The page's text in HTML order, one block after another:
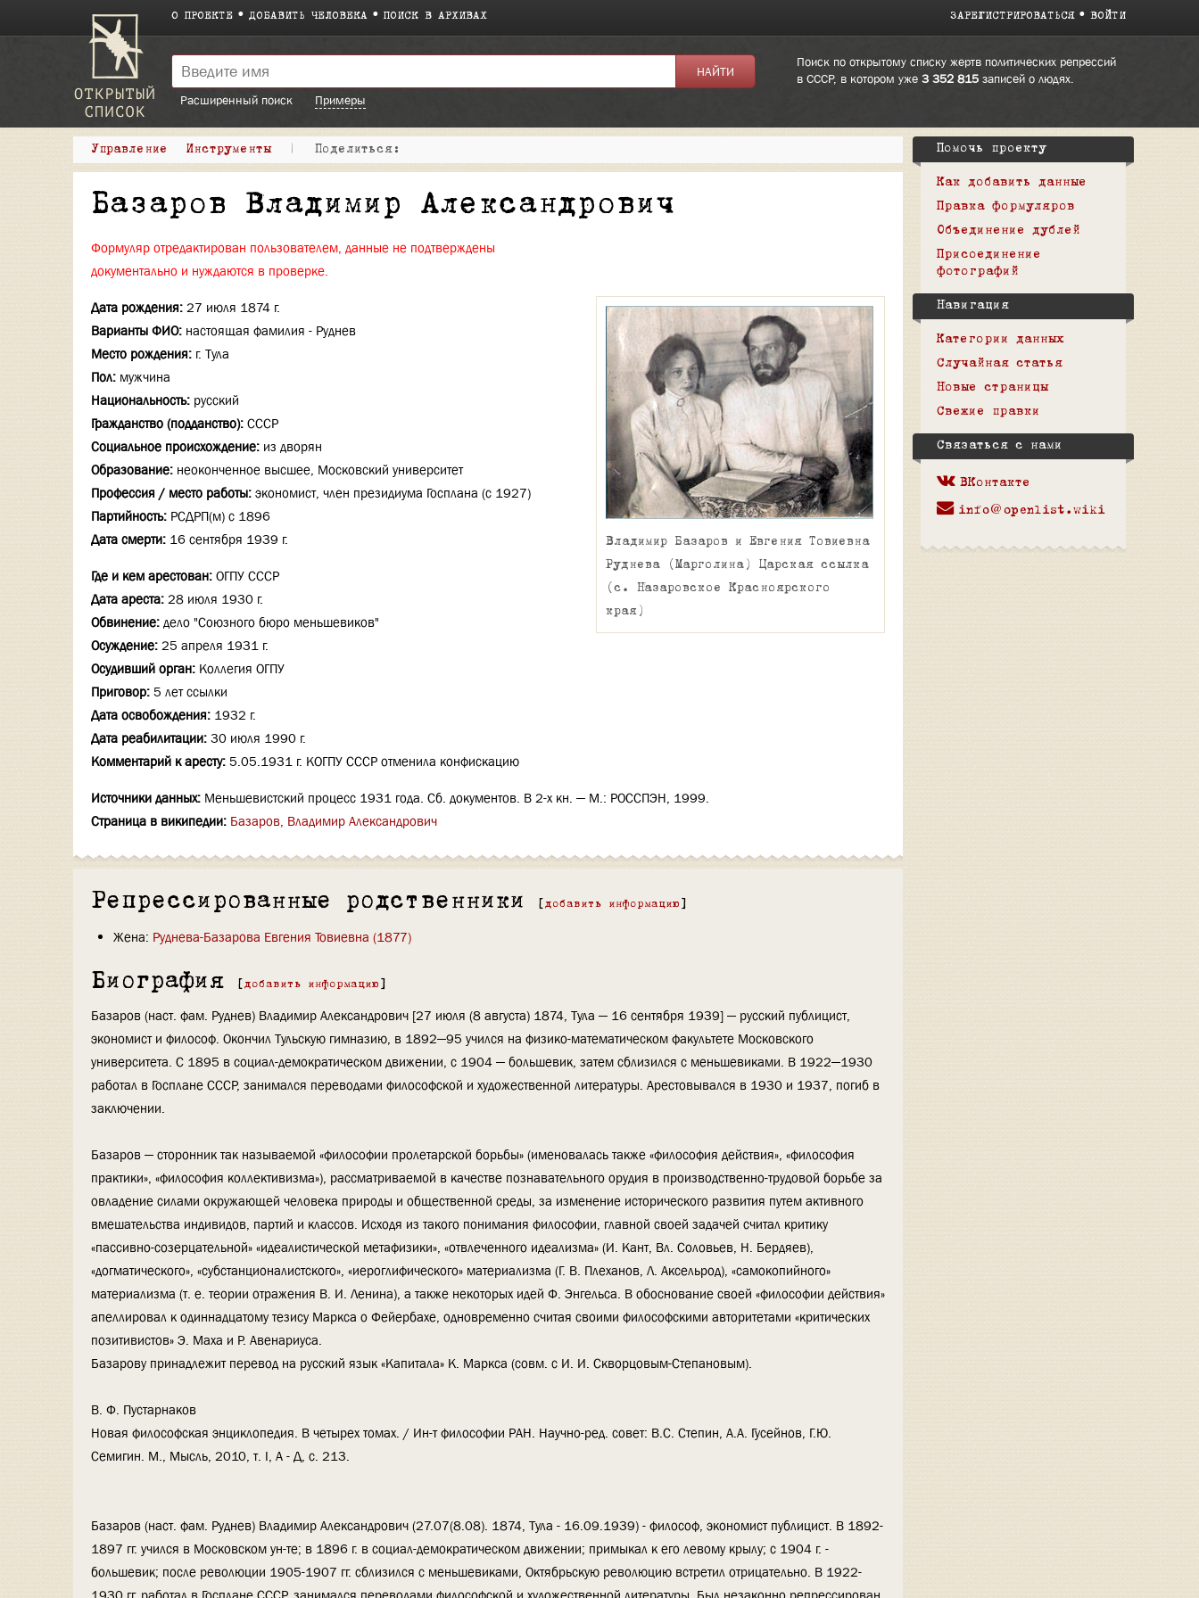
О ПРОЕКТЕ ДОБАВИТЬ ЧЕЛОВЕКА ПОИСК В АРХИВАХ ЗАРЕГИСТРИРОВАТЬСЯ ВОЙТИ
Поиск по открытому списку жертв политических репрессий
в СССР, в котором уже 3 352 815записей о людях.
Расширенный поиск
Примеры
Управление Инструменты | Поделиться:
Базаров Владимир Александрович
Формуляр отредактирован пользователем, данные не подтверждены
документально и нуждаются в проверке.
Владимир Базаров и Евгения Товиевна
Руднева (Марголина) Царская ссылка
(с. Назаровское Красноярского
края)
Дата рождения: 27 июля 1874 г.
Варианты ФИО: настоящая фамилия - Руднев
Место рождения: г. Тула
Пол: мужчина
Национальность: русский
Гражданство (подданство): СССР
Социальное происхождение: из дворян
Образование: неоконченное высшее, Московский университет
Профессия / место работы: экономист, член президиума Госплана (с 1927)
Партийность: РСДРП(м) с 1896
Дата смерти: 16 сентября 1939 г.
Где и кем арестован: ОГПУ СССР
Дата ареста: 28 июля 1930 г.
Обвинение: дело "Союзного бюро меньшевиков"
Осуждение: 25 апреля 1931 г.
Осудивший орган: Коллегия ОГПУ
Приговор: 5 лет ссылки
Дата освобождения: 1932 г.
Дата реабилитации: 30 июля 1990 г.
Комментарий к аресту: 5.05.1931 г. КОГПУ СССР отменила конфискацию
Источники данных: Меньшевистский процесс 1931 года. Сб. документов. В 2-х кн. — М.: РОССПЭН, 1999.
Страница в википедии: Базаров, Владимир Александрович
Репрессированные родственники [ добавить информацию ]
Жена: Руднева-Базарова Евгения Товиевна (1877)
Биография [ добавить информацию ]
Базаров (наст. фам. Руднев) Владимир Александрович [27 июля (8 августа) 1874, Тула — 16 сентября 1939] — русский публицист,
экономист и философ. Окончил Тульскую гимназию, в 1892—95 учился на физико-математическом факультете Московского
университета. С 1895 в социал-демократическом движении, с 1904 — большевик, затем сблизился с меньшевиками. В 1922—1930
работал в Госплане СССР, занимался переводами философской и художественной литературы. Арестовывался в 1930 и 1937, погиб в
заключении.
Базаров — сторонник так называемой «философии пролетарской борьбы» (именовалась также «философия действия», «философия
практики», «философия коллективизма»), рассматриваемой в качестве познавательного орудия в производственно-трудовой борьбе за
овладение силами окружающей человека природы и общественной среды, за изменение исторического развития путем активного
вмешательства индивидов, партий и классов. Исходя из такого понимания философии, главной своей задачей считал критику
«пассивно-созерцательной» «идеалистической метафизики», «отвлеченного идеализма» (И. Кант, Вл. Соловьев, Н. Бердяев),
«догматического», «субстанционалистского», «иероглифического» материализма (Г. В. Плеханов, Л. Аксельрод), «самокопийного»
материализма (т. е. теории отражения В. И. Ленина), а также некоторых идей Ф. Энгельса. В обоснование своей «философии действия»
апеллировал к одиннадцатому тезису Маркса о Фейербахе, одновременно считая своими философскими авторитетами «критических
позитивистов» Э. Маха и Р. Авенариуса.
Базарову принадлежит перевод на русский язык «Капитала» К. Маркса (совм. с И. И. Скворцовым-Степановым).
В. Ф. Пустарнаков
Новая философская энциклопедия. В четырех томах. / Ин-т философии РАН. Научно-ред. совет: В.С. Степин, А.А. Гусейнов, Г.Ю.
Семигин. М., Мысль, 2010, т. I, А - Д, с. 213.
Базаров (наст. фам. Руднев) Владимир Александрович (27.07(8.08). 1874, Тула - 16.09.1939) - философ, экономист публицист. В 1892-
1897 гг. учился в Московском ун-те; в 1896 г. в социал-демократическом движении; примыкал к его левому крылу; с 1904 г. -
большевик; после революции 1905-1907 гг. сблизился с меньшевиками, Октябрьскую революцию встретил отрицательно. В 1922-
Помочь проекту
Как добавить данные
Правка формуляров
Объединение дублей
Присоединение
фотографий
Навигация
Категории данных
Случайная статья
Новые страницы
Свежие правки
Связаться с нами
ВКонтакте
info@openlist.wiki